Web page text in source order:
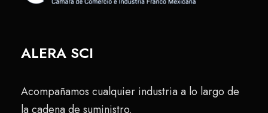
ALERA SCI
Acompañamos cualquier industria a lo largo de
la cadena de suministro.